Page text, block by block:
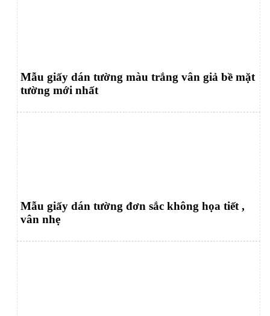
Mẫu giấy dán tường màu trắng vân giả bề mặt
tường mới nhất
Mẫu giấy dán tường đơn sắc không họa tiết ,
vân nhẹ